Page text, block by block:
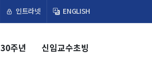
인트라넷 ENGLISH
30주년 신임교수초빙
×